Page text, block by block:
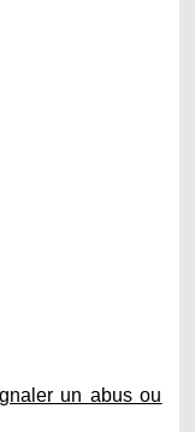
un abus ou